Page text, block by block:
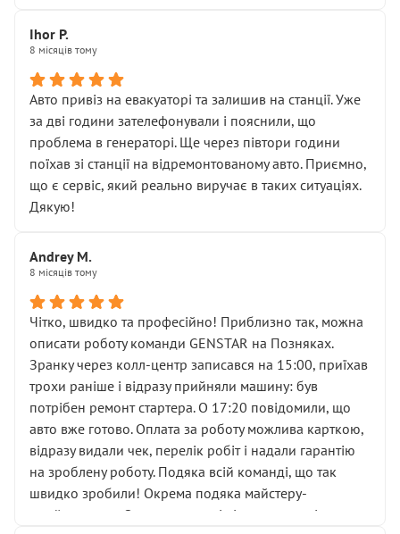
Далі ситуація тільки погіршилась:
• сказали, що тепер “потрібно знімати колеса”
• що біля авто стояти вже не можна
• почали озвучувати купу додаткових робіт без
чіткого пояснення
( ну все зняли та доробили) дякую!
Окремий момент, який виглядає абсурдно:
мені заявили, що бачок гальмівної рідини потрібно
міняти разом із головним гальмівним циліндром у
Для людини, яка хоча б трохи розуміється на техніці,
це звучить як мінімум непрофесійно, а як максимум —
спроба продати дорогий вузол замість елементарних
ущільнювачів.
Що прикро — це не перший мій візит. Раніше міняв у
вас стартер, і тоді сервіс наче справив хороше
враження. Але згодом знайшов декілька гайок під
лобовим склом. Мені пояснили, що це “старі гайки, які
відкручували”, і попросили не хвилюватися. ( надіюсь
новий власник, не застяг в полі))
Але після нинішнього візиту такі дрібниці вже не
здаються дрібницями.
Я — клієнт, який працює на довірі, і саме її цей сервіс
Ihor P.
8 місяців тому
Авто привіз на евакуаторі та залишив на станції. Уже
за дві години зателефонували і пояснили, що
проблема в генераторі. Ще через півтори години
поїхав зі станції на відремонтованому авто. Приємно,
що є сервіс, який реально виручає в таких ситуаціях.
Дякую!
Andrey M.
8 місяців тому
Чітко, швидко та професійно! Приблизно так, можна
описати роботу команди GENSTAR на Позняках.
Зранку через колл-центр записався на 15:00, приїхав
трохи раніше і відразу прийняли машину: був
потрібен ремонт стартера. О 17:20 повідомили, що
авто вже готово. Оплата за роботу можлива карткою,
відразу видали чек, перелік робіт і надали гарантію
на зроблену роботу. Подяка всій команді, що так
швидко зробили! Окрема подяка майстеру-
приймальнику Олександру: всі чітко та по суті.